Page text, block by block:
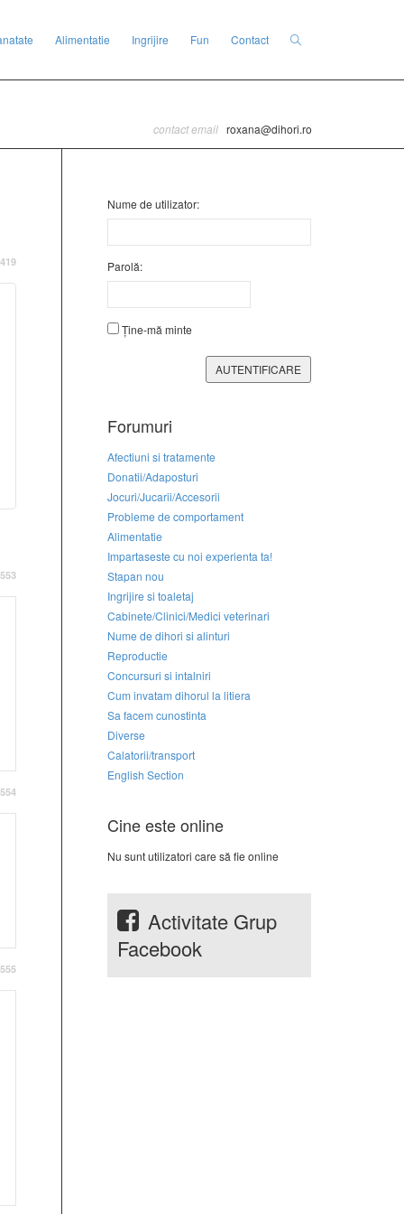
Alimentatie Ingrijire Fun Contact
contact email roxana@dihori.ro
Nume de utilizator:
Parolă:
Ține-mă minte
AUTENTIFICARE
Forumuri
Afectiuni si tratamente
Donatii/Adaposturi
Jocuri/Jucarii/Accesorii
Probleme de comportament
Alimentatie
Impartaseste cu noi experienta ta!
Stapan nou
Ingrijire si toaletaj
Cabinete/Clinici/Medici veterinari
Nume de dihori si alinturi
Reproductie
Concursuri si intalniri
Cum invatam dihorul la litiera
Sa facem cunostinta
Diverse
Calatorii/transport
English Section
Cine este online
Nu sunt utilizatori care să fie online
Activitate Grup
Facebook